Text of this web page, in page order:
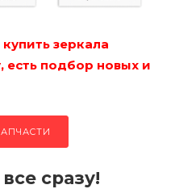
зеркала
есть подбор новых и
сразу!